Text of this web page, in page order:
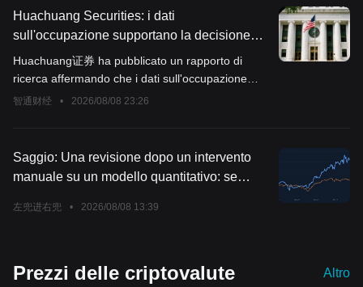
Huachuang Securities: i dati
sull'occupazione supportano la decisione
della Federal Reserve di mantenere i tassi
invariati
Huachuang证券 ha pubblicato un rapporto di
ricerca affermando che i dati sull'occupazione
supportano la decisione della Federal Reserve di
智通财经 • 2026/08/08 23:26
Saggio: Una revisione dopo un intervento
manuale su un modello quantitativo: se
左兜进右兜 • 2026/08/08 13:39
Prezzi delle criptovalute Altro